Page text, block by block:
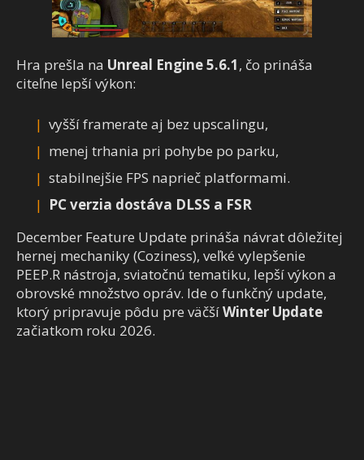
Hra prešla na Unreal Engine 5.6.1, čo prináša
citeľne lepší výkon:
vyšší framerate aj bez upscalingu,
menej trhania pri pohybe po parku,
stabilnejšie FPS naprieč platformami.
PC verzia dostáva DLSS a FSR
December Feature Update prináša návrat dôležitej
hernej mechaniky (Coziness), veľké vylepšenie
PEEP.R nástroja, sviatočnú tematiku, lepší výkon a
obrovské množstvo opráv. Ide o funkčný update,
ktorý pripravuje pôdu pre väčšíWinter Update
začiatkom roku 2026.